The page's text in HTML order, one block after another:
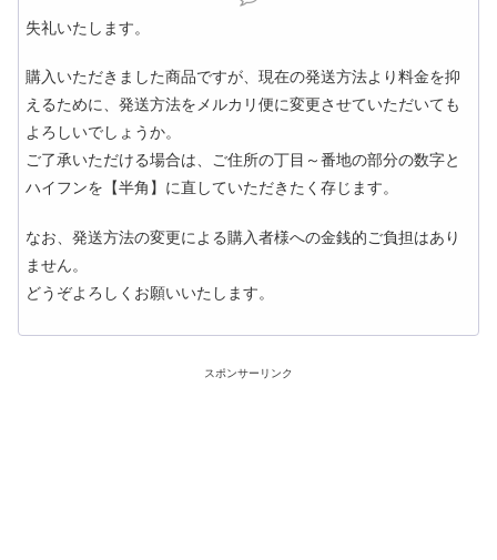
失礼いたします。
購入いただきました商品ですが、現在の発送方法より料金を抑
えるために、発送方法をメルカリ便に変更させていただいても
よろしいでしょうか。
ご了承いただける場合は、ご住所の丁目～番地の部分の数字と
ハイフンを【半角】に直していただきたく存じます。
なお、発送方法の変更による購入者様への金銭的ご負担はあり
ません。
どうぞよろしくお願いいたします。
スポンサーリンク